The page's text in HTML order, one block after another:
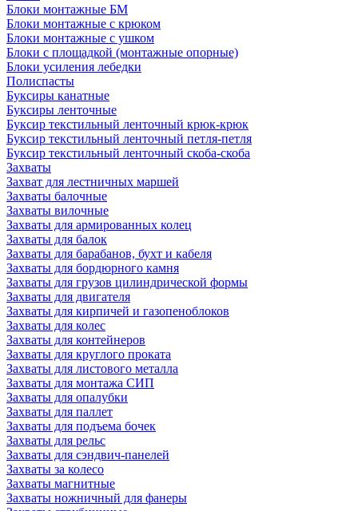
Блоки монтажные БМ
Блоки монтажные с крюком
Блоки монтажные с ушком
Блоки с площадкой (монтажные опорные)
Блоки усиления лебедки
Полиспасты
Буксиры канатные
Буксиры ленточные
Буксир текстильный ленточный крюк-крюк
Буксир текстильный ленточный петля-петля
Буксир текстильный ленточный скоба-скоба
Захваты
Захват для лестничных маршей
Захваты балочные
Захваты вилочные
Захваты для армированных колец
Захваты для балок
Захваты для барабанов, бухт и кабеля
Захваты для бордюрного камня
Захваты для грузов цилиндрической формы
Захваты для двигателя
Захваты для кирпичей и газопеноблоков
Захваты для колес
Захваты для контейнеров
Захваты для круглого проката
Захваты для листового металла
Захваты для монтажа СИП
Захваты для опалубки
Захваты для паллет
Захваты для подъема бочек
Захваты для рельс
Захваты для сэндвич-панелей
Захваты за колесо
Захваты магнитные
Захваты ножничный для фанеры